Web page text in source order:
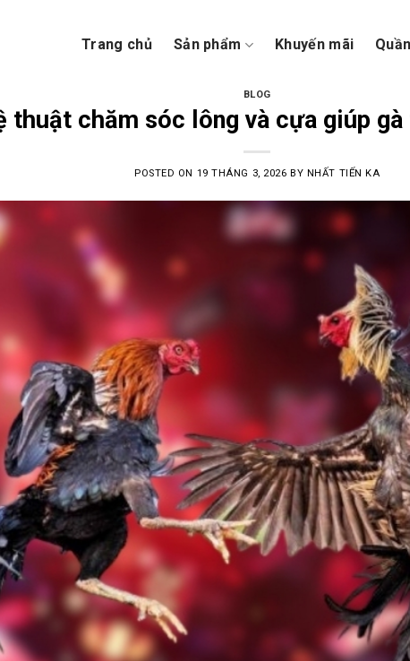
Trang chủ Sản phẩm Khuyến mãi
BLOG
thuật chăm sóc lông và cựa giúp
POSTED ON 19 THÁNG 3, 2026 BY NHẤT TIẾN KA